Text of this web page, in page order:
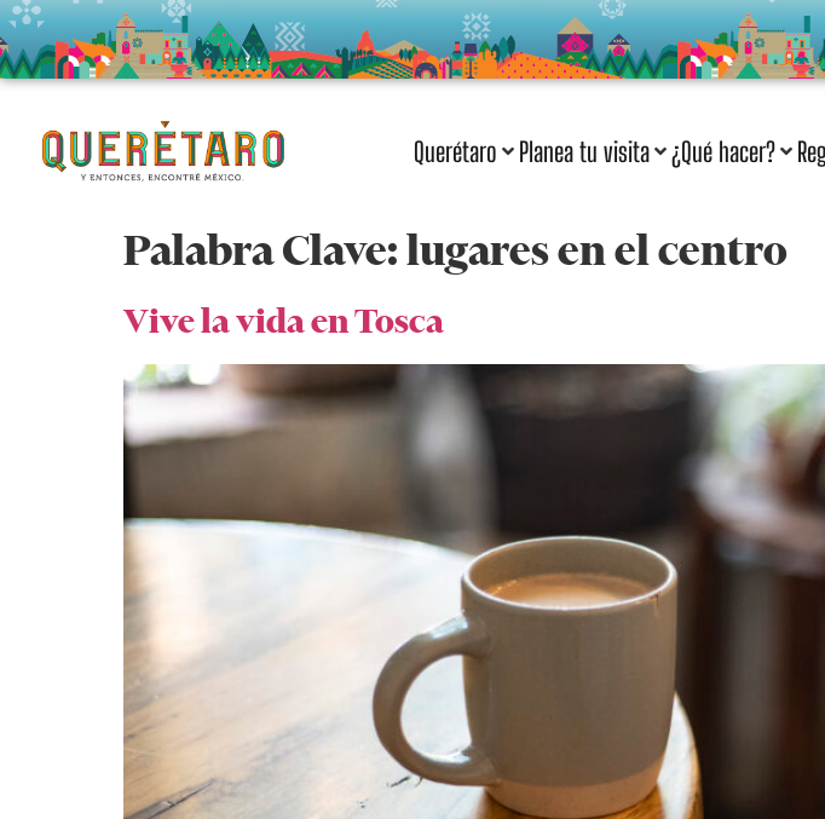
Querétaro Planea tu visita ¿Qué hacer?
Palabra Clave:lugares en el centro
Vive la vida en Tosca